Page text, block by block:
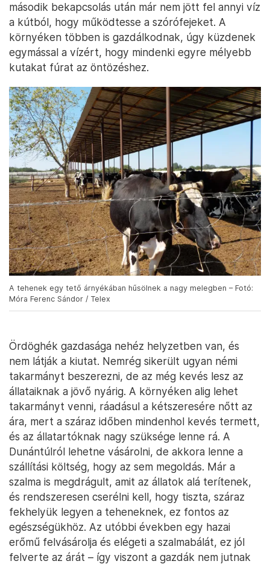
második bekapcsolás után már nem jött fel annyi víz
a kútból, hogy működtesse a szórófejeket. A
környéken többen is gazdálkodnak, úgy küzdenek
egymással a vízért, hogy mindenki egyre mélyebb
kutakat fúrat az öntözéshez.
A tehenek egy tető árnyékában hűsölnek a nagy melegben – Fotó:
Móra Ferenc Sándor / Telex
Ördöghék gazdasága nehéz helyzetben van, és
nem látják a kiutat. Nemrég sikerült ugyan némi
takarmányt beszerezni, de az még kevés lesz az
állataiknak a jövő nyárig. A környéken alig lehet
takarmányt venni, ráadásul a kétszeresére nőtt az
ára, mert a száraz időben mindenhol kevés termett,
és az állatartóknak nagy szüksége lenne rá. A
Dunántúlról lehetne vásárolni, de akkora lenne a
szállítási költség, hogy az sem megoldás. Már a
szalma is megdrágult, amit az állatok alá terítenek,
és rendszeresen cserélni kell, hogy tiszta, száraz
fekhelyük legyen a teheneknek, ez fontos az
egészségükhöz. Az utóbbi években egy hazai
erőmű felvásárolja és elégeti a szalmabálát, ez jól
felverte az árát – így viszont a gazdák nem jutnak